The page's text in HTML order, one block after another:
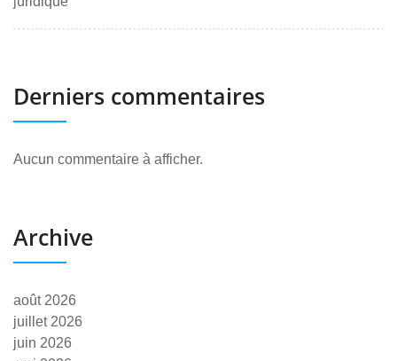
Derniers commentaires
Aucun commentaire à afficher.
Archive
août 2026
juillet 2026
juin 2026